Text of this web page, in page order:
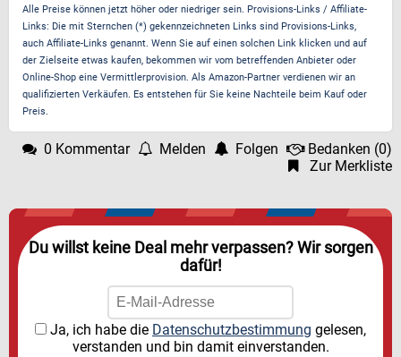
Alle Preise können jetzt höher oder niedriger sein. Provisions-Links / Affiliate-
Links: Die mit Sternchen (*) gekennzeichneten Links sind Provisions-Links,
auch Affiliate-Links genannt. Wenn Sie auf einen solchen Link klicken und auf
der Zielseite etwas kaufen, bekommen wir vom betreffenden Anbieter oder
Online-Shop eine Vermittlerprovision. Als Amazon-Partner verdienen wir an
qualifizierten Verkäufen. Es entstehen für Sie keine Nachteile beim Kauf oder
Preis.
0 Kommentar Melden Folgen Bedanken (0)
Zur Merkliste
Du willst keine Deal mehr verpassen? Wir sorgen
dafür!
Ja, ich habe die Datenschutzbestimmung gelesen,
verstanden und bin damit einverstanden.